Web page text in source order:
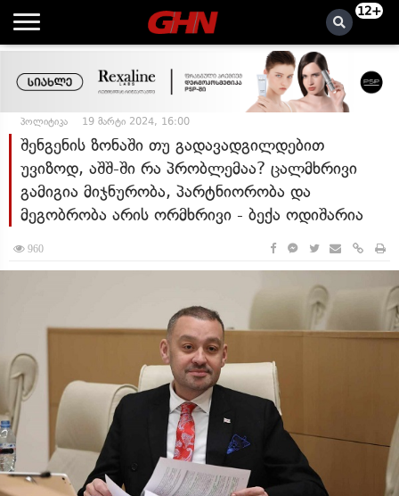
12+
პოლიტიკა 19 მარტი 2024, 16:00
შენგენის ზონაში თუ გადავადგილდებით
უვიზოდ, აშშ-ში რა პრობლემაა? ცალმხრივი
გამიგია მიჯნურობა, პარტნიორობა და
მეგობრობა არის ორმხრივი - ბექა ოდიშარია
960